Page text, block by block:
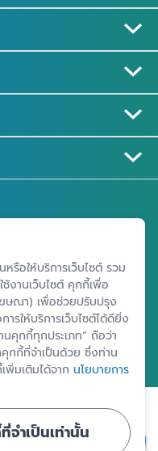
ล็กซ์ ชั้น 25 - 27 เลขที่ 349
ร กรุงเทพฯ 10900
ายคุ้มครองข้อมูลส่วนบุคคล |
รือให้บริการเว็บไซต์ รวม
งานเว็บไซต์ คุกกี้เพื่อ
ฆษณา) เพื่อช่วยปรับปรุง
รให้บริการเว็บไซต์ได้ดียิ่ง
คุกกี้ทุกประเภท” ถือว่า
กกี้ที่จำเป็นด้วย ซึ่งท่าน
พิ่มเติมได้จาก นโยบายการ
จำเป็นเท่านั้น